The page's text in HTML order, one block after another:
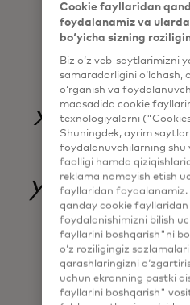
Bizning
xavfsizlik
oshiradi —
yanada
Jorn
Cookie fayllaridan
foydalanamiz va
bo‘yicha sizning
Biz o‘z veb-saytlarimizni
samaradorligini o‘lchash,
o‘rganish va
maqsadida cookie
texnologiyalarni
Shuningdek, ayrim
foydalanuvchilarning shu
faolligi hamda
reklama namoyish etish
fayllaridan foydalanamiz.
qanday cookie fayllaridan
foydalanishimizni bilish
fayllarini boshqarish"ni
o‘z roziligingiz sozlamalari
qarashlaringizni
uchun ekranning pastki
fayllarini boshqarish"